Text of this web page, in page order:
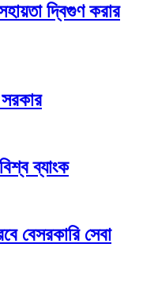
দ্বিগুণ করার
ব্যাংক
বেসরকারি সেবা